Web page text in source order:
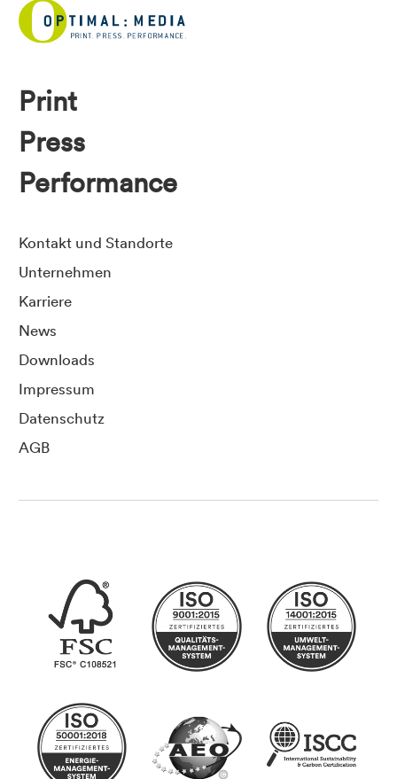
Print
Press
Performance
Kontakt und Standorte
Unternehmen
Karriere
News
Downloads
Impressum
Datenschutz
AGB